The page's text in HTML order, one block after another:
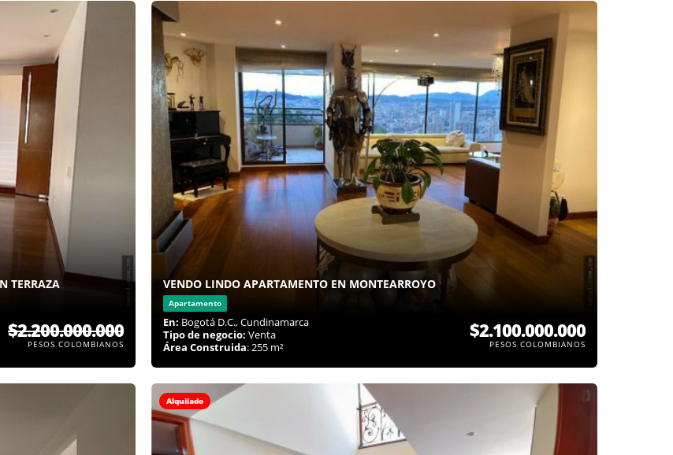
TERRAZA
$2.200.000.000
PESOS COLOMBIANOS
VENDO LINDO APARTAMENTO EN MONTEARROYO
Apartamento
En: Bogotá D.C., Cundinamarca
Tipo de negocio: Venta
Área Construida: 255 m²
$2.100.000.000
PESOS COLOMBIANOS
Alquilado